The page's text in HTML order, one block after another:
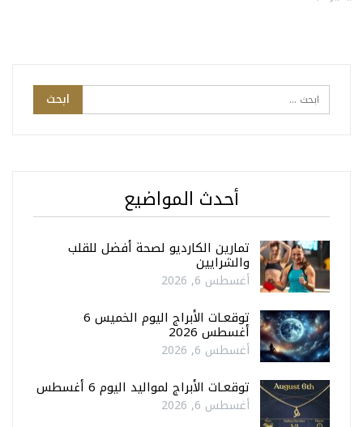
أحدث المواضيع
تمارين الكارديو لصحة أفضل للقلب
والشرايين
أغسطس 6, 2026
توقعـات الأبراج اليوم الخميس 6
أغسطس 2026
أغسطس 6, 2026
توقعـات الأبراج لمواليد اليوم 6 أغسطس
أغسطس 6, 2026